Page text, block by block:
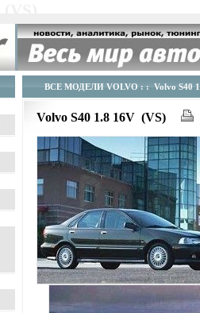
ВСЕ МОДЕЛИ VOLVO : : Volvo S40
Volvo S40 1.8 16V (VS)